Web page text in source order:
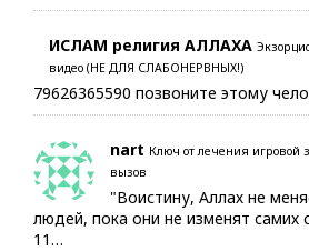
ИСЛАМ религия АЛЛАХА
видео (НЕ ДЛЯ СЛАБОНЕРВНЫХ!)
79626365590 позвоните этому
nart Ключ от лечения игровой
вызов
"Воистину, Аллах не
людей, пока они не изменят самих
11…